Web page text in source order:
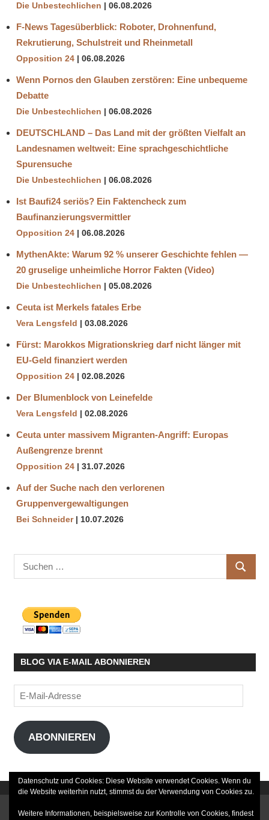
Die Unbestechlichen 06.08.2026
F-News Tagesüberblick: Roboter, Drohnenfund,
Rekrutierung, Schulstreit und Rheinmetall
Opposition 24 06.08.2026
Wenn Pornos den Glauben zerstören: Eine unbequeme
Debatte
Die Unbestechlichen 06.08.2026
DEUTSCHLAND – Das Land mit der größten Vielfalt an
Landesnamen weltweit: Eine sprachgeschichtliche
Spurensuche
Die Unbestechlichen 06.08.2026
Ist Baufi24 seriös? Ein Faktencheck zum
Baufinanzierungsvermittler
Opposition 24 06.08.2026
MythenAkte: Warum 92 % unserer Geschichte fehlen —
20 gruselige unheimliche Horror Fakten (Video)
Die Unbestechlichen 05.08.2026
Ceuta ist Merkels fatales Erbe
Vera Lengsfeld 03.08.2026
Fürst: Marokkos Migrationskrieg darf nicht länger mit
EU-Geld finanziert werden
Opposition 24 02.08.2026
Der Blumenblock von Leinefelde
Vera Lengsfeld 02.08.2026
Ceuta unter massivem Migranten-Angriff: Europas
Außengrenze brennt
Opposition 24 31.07.2026
Auf der Suche nach den verlorenen
Gruppenvergewaltigungen
Bei Schneider 10.07.2026
Suchen
nach:
SUCHEN
BLOG VIA E-MAIL ABONNIEREN
E-
Mail-
Adresse
ABONNIEREN
Datenschutz und Cookies: Diese Website verwendet Cookies. Wenn du
die Website weiterhin nutzt, stimmst du der Verwendung von Cookies zu.
Weitere Informationen, beispielsweise zur Kontrolle von Cookies, findest